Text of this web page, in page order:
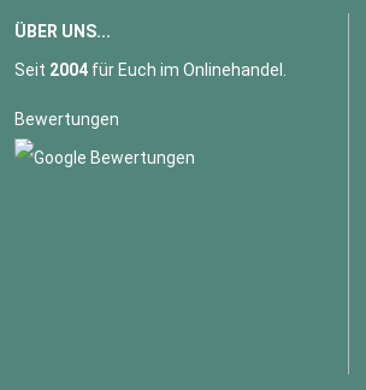
ÜBER UNS...
Seit 2004 für Euch im Onlinehandel.
Bewertungen